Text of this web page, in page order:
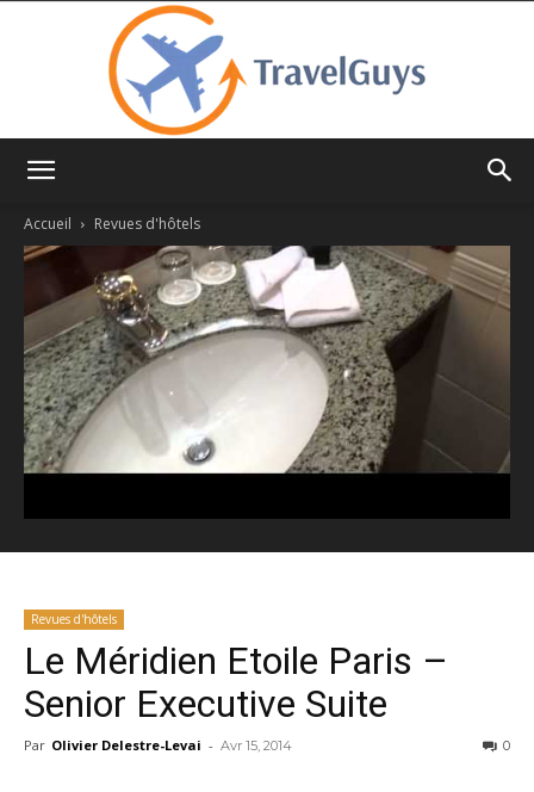
Accueil
Revues d'hôtels
Revues d'hôtels
Le Méridien Etoile Paris –
Senior Executive Suite
Par Olivier Delestre-Levai - Avr 15, 2014 0